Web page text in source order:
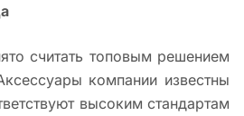
считать топовым решением
компании известны
высоким стандартам